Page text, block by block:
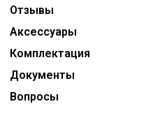
Отзывы
Аксессуары
Комплектация
Документы
Вопросы